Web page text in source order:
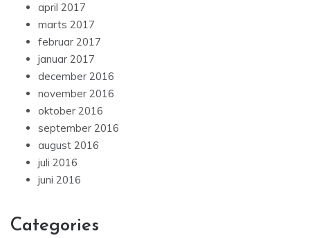
april 2017
marts 2017
februar 2017
januar 2017
december 2016
november 2016
oktober 2016
september 2016
august 2016
juli 2016
juni 2016
Categories